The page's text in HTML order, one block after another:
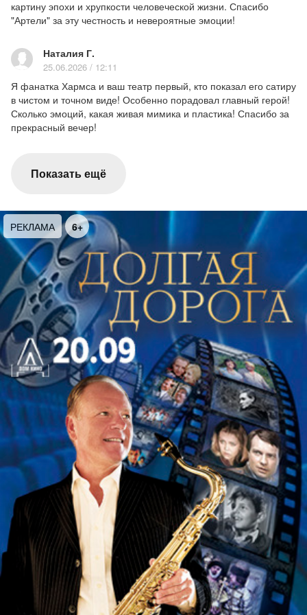
картину эпохи и хрупкости человеческой жизни. Спасибо
"Артели" за эту честность и невероятные эмоции!
Наталия Г.
25.06.2026 / 12:11
Я фанатка Хармса и ваш театр первый, кто показал его сатиру
в чистом и точном виде! Особенно порадовал главный герой!
Сколько эмоций, какая живая мимика и пластика! Спасибо за
прекрасный вечер!
Показать ещё
РЕКЛАМА 6+